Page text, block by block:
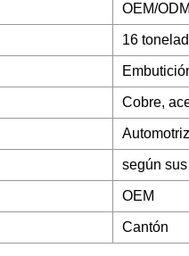
OEM/ODM
16
Cobre,
según
OEM
Cantón